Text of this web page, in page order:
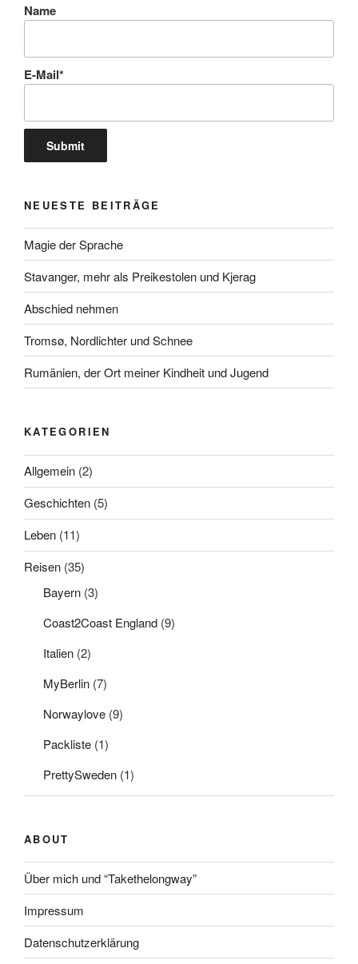
Name
E-Mail*
NEUESTE BEITRÄGE
Magie der Sprache
Stavanger, mehr als Preikestolen und Kjerag
Abschied nehmen
Tromsø, Nordlichter und Schnee
Rumänien, der Ort meiner Kindheit und Jugend
KATEGORIEN
Allgemein (2)
Geschichten (5)
Leben (11)
Reisen (35)
Bayern (3)
Coast2Coast England (9)
Italien (2)
MyBerlin (7)
Norwaylove (9)
Packliste (1)
PrettySweden (1)
ABOUT
Über mich und “Takethelongway”
Impressum
Datenschutzerklärung